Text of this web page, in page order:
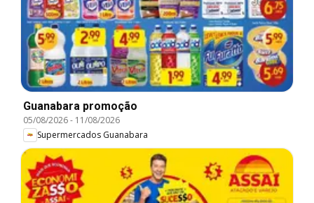
Guanabara promoção
05/08/2026- 11/08/2026
Supermercados Guanabara